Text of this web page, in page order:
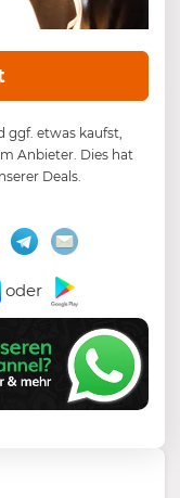
ggf. etwas kaufst,
Anbieter. Dies hat
Deals.
oder